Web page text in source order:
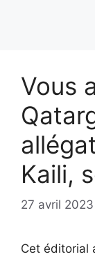
Vous
Kaili,
27 avril 2023
Cet éditorial